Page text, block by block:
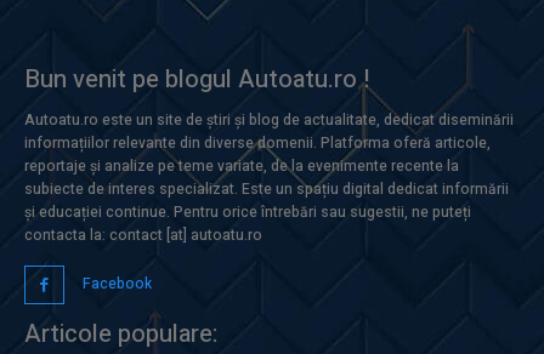
Bun venit pe blogul Autoatu.ro !
Autoatu.ro este un site de știri și blog de actualitate, dedicat diseminării
informațiilor relevante din diverse domenii. Platforma oferă articole,
reportaje și analize pe teme variate, de la evenimente recente la
subiecte de interes specializat. Este un spațiu digital dedicat informării
și educației continue. Pentru orice întrebări sau sugestii, ne puteți
contacta la: contact [at] autoatu.ro
Facebook
Articole populare: